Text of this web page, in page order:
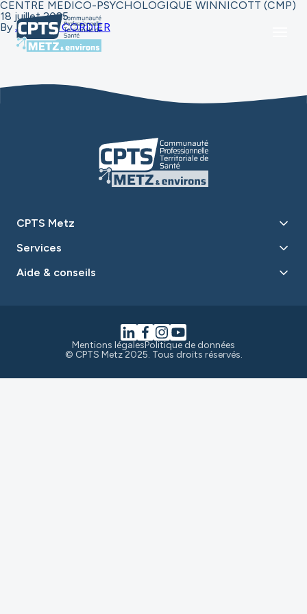
CENTRE MEDICO-PSYCHOLOGIQUE WINNICOTT (CMP)
18 juillet 2025
By Jennyfer CORDIER
CPTS Metz
Services
Aide & conseils
Mentions légalesPolitique de données
© CPTS Metz 2025. Tous droits réservés.